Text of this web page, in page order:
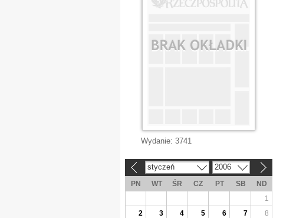
Wydanie: 3741
styczeń 2006
PN WT ŚR CZ PT SB
ND
1
2
3 4 5 6 7
8